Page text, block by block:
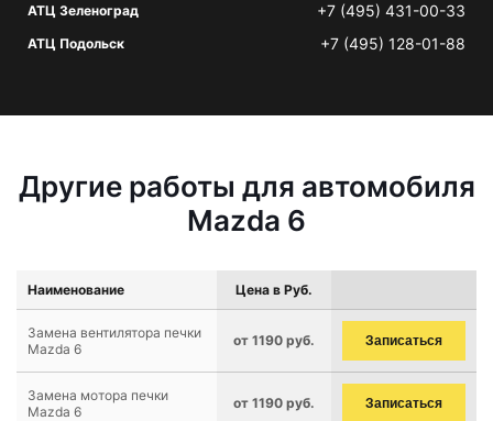
АТЦ Зеленоград +7 (495) 431-00-33
АТЦ Подольск +7 (495) 128-01-88
Другие работы для автомобиля
Mazda 6
Наименование Цена в Руб.
Замена вентилятора печки
Mazda 6
от 1190 руб. Записаться
Замена мотора печки
Mazda 6
от 1190 руб. Записаться